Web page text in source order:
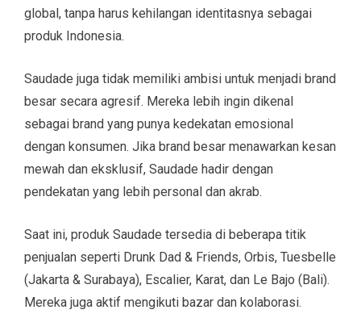
global, tanpa harus kehilangan identitasnya sebagai
produk Indonesia.
Saudade juga tidak memiliki ambisi untuk menjadi brand
besar secara agresif. Mereka lebih ingin dikenal
sebagai brand yang punya kedekatan emosional
dengan konsumen. Jika brand besar menawarkan kesan
mewah dan eksklusif, Saudade hadir dengan
pendekatan yang lebih personal dan akrab.
Saat ini, produk Saudade tersedia di beberapa titik
penjualan seperti Drunk Dad & Friends, Orbis, Tuesbelle
(Jakarta & Surabaya), Escalier, Karat, dan Le Bajo (Bali).
Mereka juga aktif mengikuti bazar dan kolaborasi.